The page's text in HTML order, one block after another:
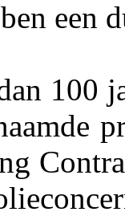
een
100